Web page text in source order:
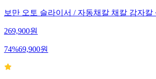
보만 오토 슬라이서 / 자동채칼 채칼 감자칼
269,900원
74%69,900원